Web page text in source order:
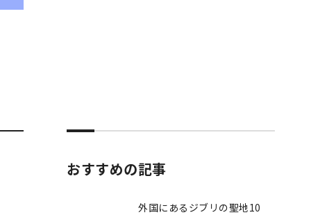
おすすめの記事
外国にあるジブリの聖地10